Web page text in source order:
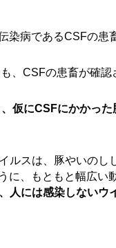
染病であるCSFの患
、CSFの患畜が確認
仮にCSFにかかった
ルスは、豚やいのし
に、もともと幅広い
人には感染しないウ